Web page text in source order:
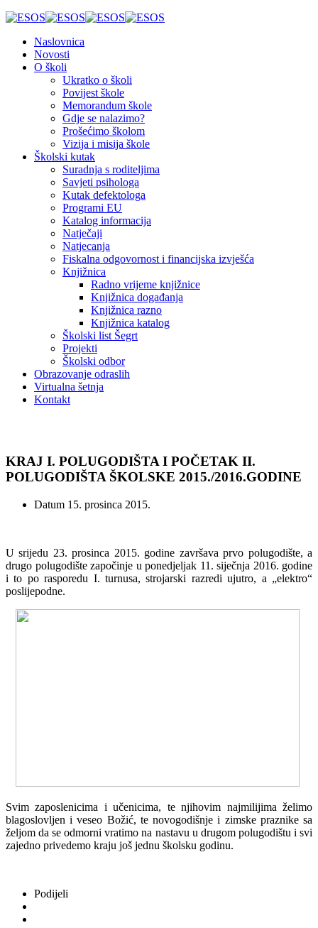
Naslovnica
Novosti
O školi
Ukratko o školi
Povijest škole
Memorandum škole
Gdje se nalazimo?
Prošećimo školom
Vizija i misija škole
Školski kutak
Suradnja s roditeljima
Savjeti psihologa
Kutak defektologa
Programi EU
Katalog informacija
Natječaji
Natjecanja
Fiskalna odgovornost i financijska izvješća
Knjižnica
Radno vrijeme knjižnice
Knjižnica događanja
Knjižnica razno
Knjižnica katalog
Školski list Šegrt
Projekti
Školski odbor
Obrazovanje odraslih
Virtualna šetnja
Kontakt
KRAJ I. POLUGODIŠTA I POČETAK II.
POLUGODIŠTA ŠKOLSKE 2015./2016.GODINE
Datum 15. prosinca 2015.
U srijedu 23. prosinca 2015. godine završava prvo polugodište, a
drugo polugodište započinje u ponedjeljak 11. siječnja 2016. godine
i to po rasporedu I. turnusa, strojarski razredi ujutro, a „elektro“
poslijepodne.
Svim zaposlenicima i učenicima, te njihovim najmilijima želimo
blagoslovljen i veseo Božić, te novogodišnje i zimske praznike sa
željom da se odmorni vratimo na nastavu u drugom polugodištu i svi
zajedno privedemo kraju još jednu školsku godinu.
Podijeli